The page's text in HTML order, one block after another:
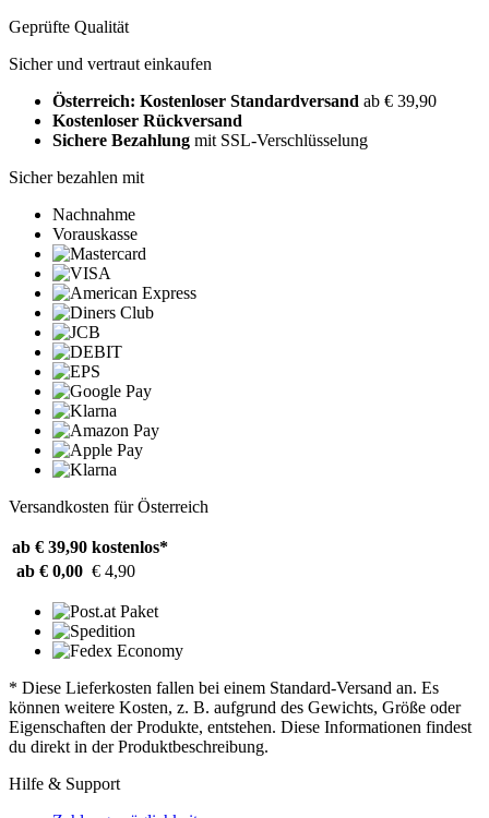
Geprüfte Qualität
Sicher und vertraut einkaufen
Österreich: Kostenloser Standardversand ab € 39,90
Kostenloser Rückversand
Sichere Bezahlung mit SSL-Verschlüsselung
Sicher bezahlen mit
Nachnahme
Vorauskasse
Versandkosten für Österreich
ab € 39,90 kostenlos*
ab € 0,00 € 4,90
* Diese Lieferkosten fallen bei einem Standard-Versand an. Es
können weitere Kosten, z. B. aufgrund des Gewichts, Größe oder
Eigenschaften der Produkte, entstehen. Diese Informationen findest
du direkt in der Produktbeschreibung.
Hilfe & Support